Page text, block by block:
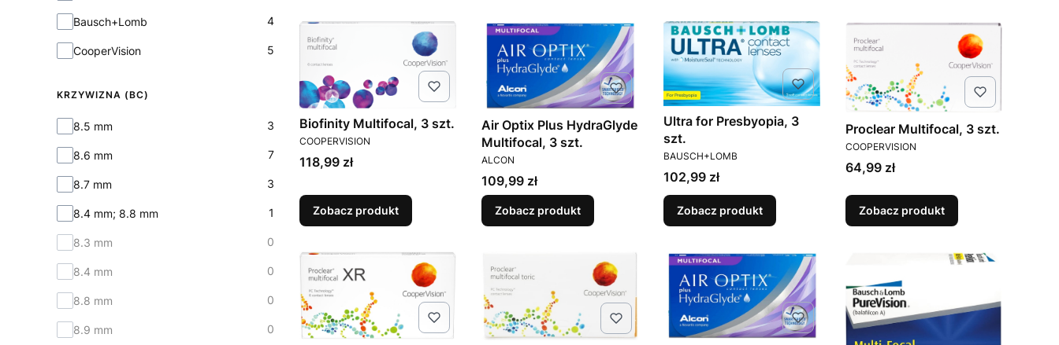
Bausch+Lomb 4
CooperVision 5
KRZYWIZNA (BC)
Krzywizna (BC)
8.5 mm 3
8.6 mm 7
8.7 mm 3
8.4 mm; 8.8 mm 1
8.3 mm 0
8.4 mm 0
8.8 mm 0
8.9 mm 0
Biofinity Multifocal, 3 szt.
PRODUCENT
COOPERVISION
Cena
118,99 zł
Zobacz produkt
Air Optix Plus HydraGlyde
Multifocal, 3 szt.
PRODUCENT
ALCON
Cena
109,99 zł
Zobacz produkt
Ultra for Presbyopia, 3
szt.
PRODUCENT
BAUSCH+LOMB
Cena
102,99 zł
Zobacz produkt
Proclear Multifocal, 3 szt.
PRODUCENT
COOPERVISION
Cena
64,99 zł
Zobacz produkt